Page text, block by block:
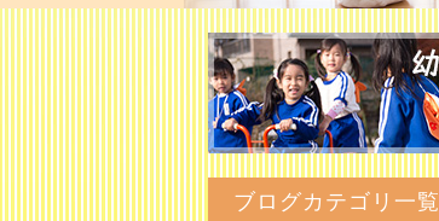
ブログカテゴリ一覧